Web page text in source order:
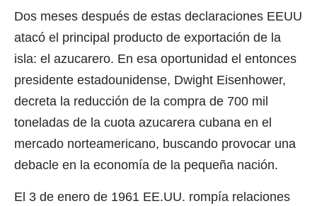
Dos meses después de estas declaraciones EEUU
atacó el principal producto de exportación de la
isla: el azucarero. En esa oportunidad el entonces
presidente estadounidense, Dwight Eisenhower,
decreta la reducción de la compra de 700 mil
toneladas de la cuota azucarera cubana en el
mercado norteamericano, buscando provocar una
debacle en la economía de la pequeña nación.
El 3 de enero de 1961 EE.UU. rompía relaciones